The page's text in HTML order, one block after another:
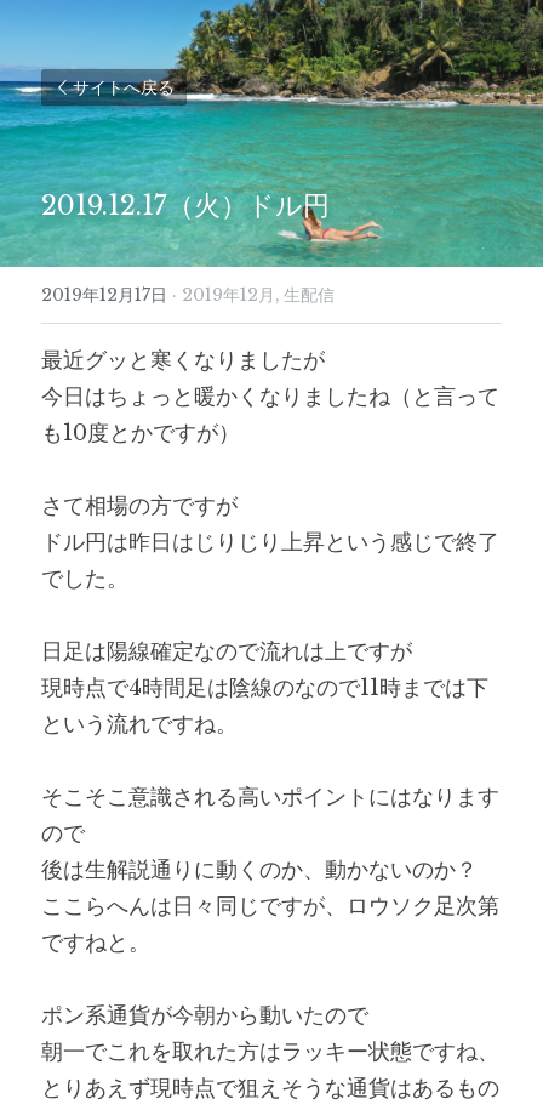
サイトへ戻る
2019.12.17（火）ドル円
2019年12月17日 · 2019年12月, 生配信
最近グッと寒くなりましたが
今日はちょっと暖かくなりましたね（と言って
も10度とかですが）
さて相場の方ですが
ドル円は昨日はじりじり上昇という感じで終了
でした。
日足は陽線確定なので流れは上ですが
現時点で4時間足は陰線のなので11時までは下
という流れですね。
そこそこ意識される高いポイントにはなります
ので
後は生解説通りに動くのか、動かないのか？
ここらへんは日々同じですが、ロウソク足次第
ですねと。
ポン系通貨が今朝から動いたので
朝一でこれを取れた方はラッキー状態ですね、
とりあえず現時点で狙えそうな通貨はあるもの